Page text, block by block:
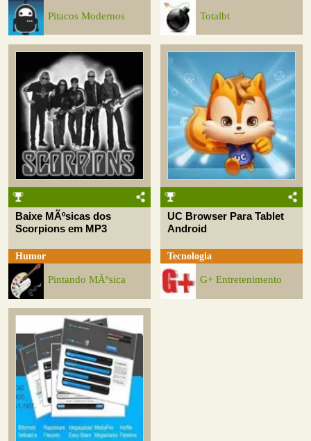
Pitacos Modernos Totalbt
Baixe MÃºsicas dos
Scorpions em MP3
Humor
Pintando MÃºsica
UC Browser Para Tablet
Android
Tecnologia
G+ Entretenimento